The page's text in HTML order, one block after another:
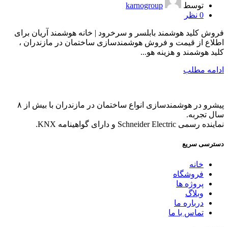
توسط
karnogroup
0 نظر
فروش کلید هوشمند بابلسر و سرخرود | خانه هوشمند آریان برای
اطلاع از قیمت و فروش هوشمندسازی ساختمان در مازندران ،
کلید هوشمند و هزینه هو...
ادامه مطلب
پیشرو در هوشمندسازی انواع ساختمان در مازندران با بیش از ۸
سال تجربه.
نماینده رسمی Schneider Electric و دارای گواهینامه KNX.
دسترسی سریع
خانه
فروشگاه
پروژه ها
وبلاگ
درباره ما
تماس با ما